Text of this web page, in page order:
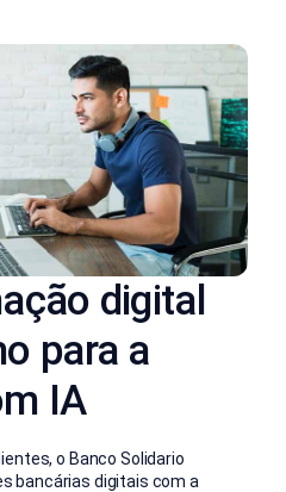
digital
para a
IA
o Banco Solidario
bancárias digitais com a